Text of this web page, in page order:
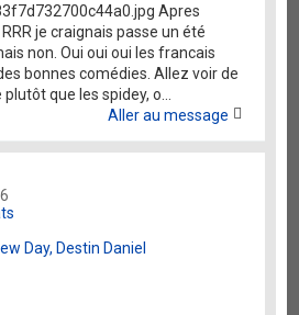
Apres
je craignais passe un été
non. Oui oui oui les francais
bonnes comédies. Allez voir de
que les spidey, o...
Aller au message
Day, Destin Daniel